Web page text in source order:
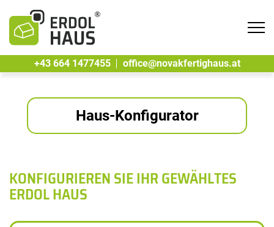
+43 664 1477455
office@novakfertighaus.at
Haus-Konfigurator
KONFIGURIEREN SIE IHR GEWÄHLTES
ERDOL HAUS